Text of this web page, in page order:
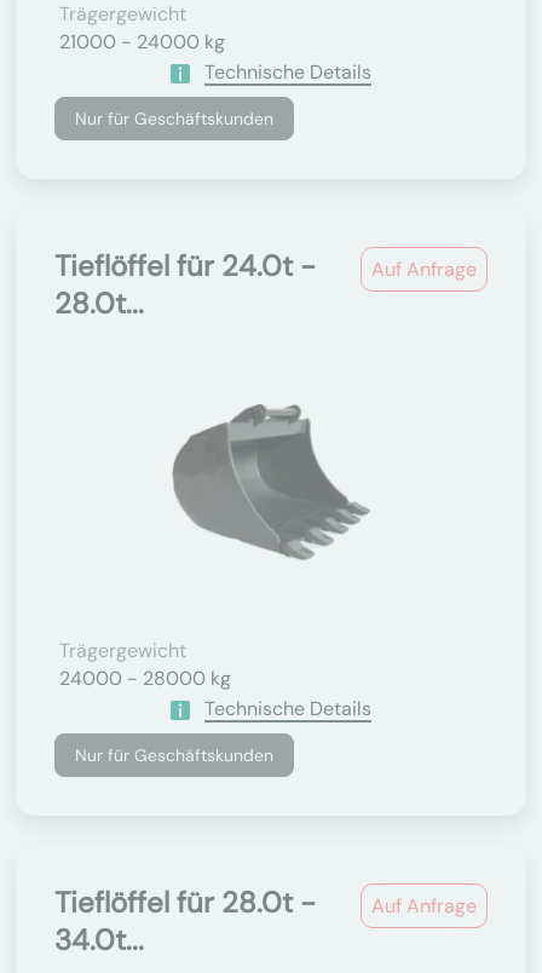
Trägergewicht
21000 - 24000 kg
Technische Details
Nur für Geschäftskunden
Auf Anfrage
Tieflöffel für 24.0t -
28.0t...
Trägergewicht
24000 - 28000 kg
Technische Details
Nur für Geschäftskunden
Auf Anfrage
Tieflöffel für 28.0t -
34.0t...